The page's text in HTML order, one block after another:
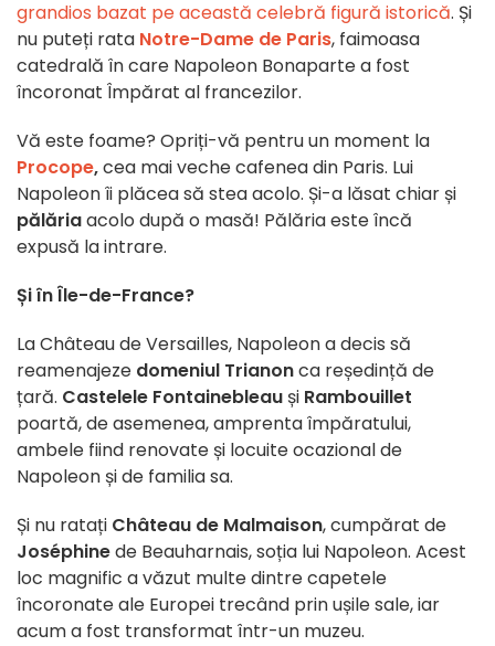
grandios bazat pe această celebră figură istorică. Și
nu puteți rata Notre-Dame de Paris, faimoasa
catedrală în care Napoleon Bonaparte a fost
încoronat Împărat al francezilor.
Vă este foame? Opriți-vă pentru un moment la
Procope,cea mai veche cafenea din Paris. Lui
Napoleon îi plăcea să stea acolo. Și-a lăsat chiar și
pălăriaacolo după o masă! Pălăria este încă
expusă la intrare.
Și în Île-de-France?
La Château de Versailles, Napoleon a decis să
reamenajeze domeniul Trianonca reședință de
țară. Castelele Fontainebleau și Rambouillet
poartă, de asemenea, amprenta împăratului,
ambele fiind renovate și locuite ocazional de
Napoleon și de familia sa.
Și nu ratați Château de Malmaison, cumpărat de
Joséphinede Beauharnais, soția lui Napoleon. Acest
loc magnific a văzut multe dintre capetele
încoronate ale Europei trecând prin ușile sale, iar
acum a fost transformat într-un muzeu.